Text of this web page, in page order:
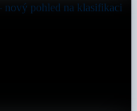
nový pohled na klasifikaci